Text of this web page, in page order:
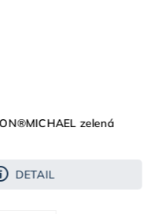
zelená
DETAIL